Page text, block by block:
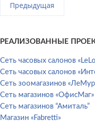
Предыдущая
РЕАЛИЗОВАННЫЕ
Сеть часовых салонов
Сеть часовых салонов
Сеть зоомагазинов
Сеть магазинов «ОфисМаг»
Сеть магазинов “Амиталь”
Магазин «Fabretti»